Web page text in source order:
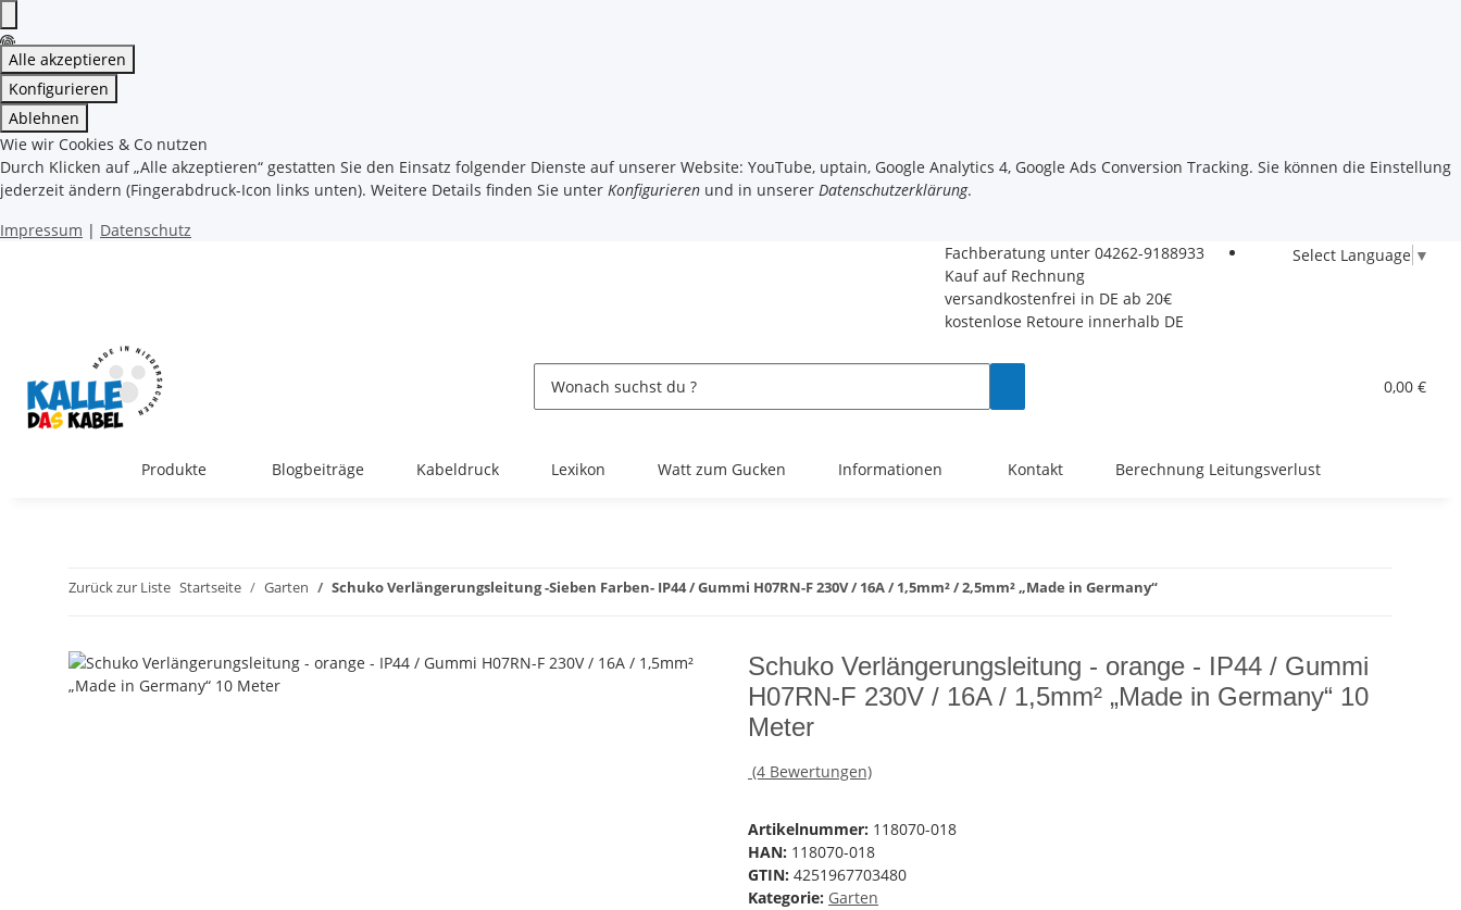
Alle akzeptieren
Konfigurieren
Ablehnen
Wie wir Cookies & Co nutzen
Durch Klicken auf „Alle akzeptieren“ gestatten Sie den Einsatz folgender Dienste auf unserer Website: YouTube, uptain, Google Analytics 4, Google Ads Conversion Tracking. Sie können die Einstellung
jederzeit ändern (Fingerabdruck-Icon links unten). Weitere Details finden Sie unter Konfigurieren und in unserer Datenschutzerklärung.
Impressum | Datenschutz
Fachberatung unter 04262-9188933
Kauf auf Rechnung
versandkostenfrei in DE ab 20€
kostenlose Retoure innerhalb DE
Select Language ▼
0,00 €
Produkte Blogbeiträge Kabeldruck Lexikon Watt zum Gucken Informationen Kontakt Berechnung Leitungsverlust
Zurück zur Liste Startseite Garten Schuko Verlängerungsleitung -Sieben Farben- IP44 / Gummi H07RN-F 230V / 16A / 1,5mm² / 2,5mm² „Made in Germany“
Schuko Verlängerungsleitung - orange - IP44 / Gummi
H07RN-F 230V / 16A / 1,5mm² „Made in Germany“ 10
Meter
(4 Bewertungen)
Artikelnummer: 118070-018
HAN: 118070-018
GTIN: 4251967703480
Kategorie: Garten